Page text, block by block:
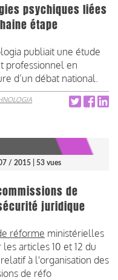
psychiques liées
étape
publiait une étude
professionnel en
d’un débat national.
/ 2015 | 53 vues
de
juridique
réforme ministérielles
articles 10 et 12 du
à l'organisation des
de réfo